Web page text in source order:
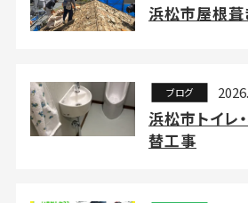
浜松市屋根葺
ブログ
浜松市トイレ
替工事